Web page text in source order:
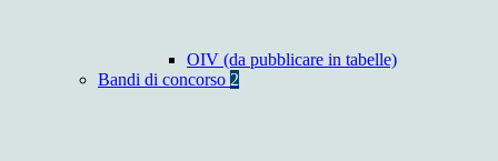
OIV (da pubblicare in tabelle)
Bandi di concorso 2